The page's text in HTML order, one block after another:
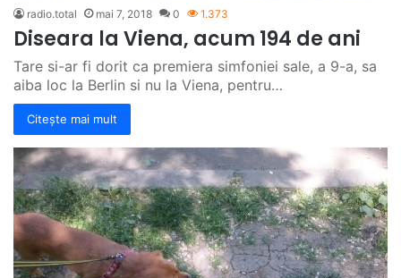
radio.total mai 7, 2018 0 1.373
Diseara la Viena, acum 194 de ani
Tare si-ar fi dorit ca premiera simfoniei sale, a 9-a, sa
aiba loc la Berlin si nu la Viena, pentru…
Citește mai mult